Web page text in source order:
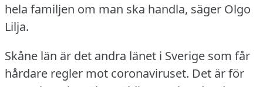
hela familjen om man ska handla, säger Olgo
Lilja.
Skåne län är det andra länet i Sverige som får
hårdare regler mot coronaviruset. Det är för